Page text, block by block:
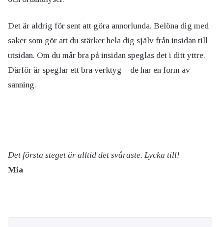
Det är aldrig för sent att göra annorlunda. Belöna dig med
saker som gör att du stärker hela dig själv från insidan till
utsidan. Om du mår bra på insidan speglas det i ditt yttre.
Därför är speglar ett bra verktyg – de har en form av
sanning.
Det första steget är alltid det svåraste. Lycka till!
Mia